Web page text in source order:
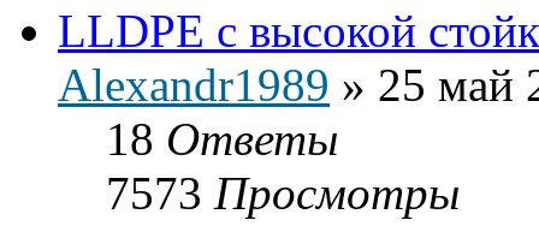
LLDPE с высокой
Alexandr1989 » 25 май
18 Ответы
7573 Просмотры